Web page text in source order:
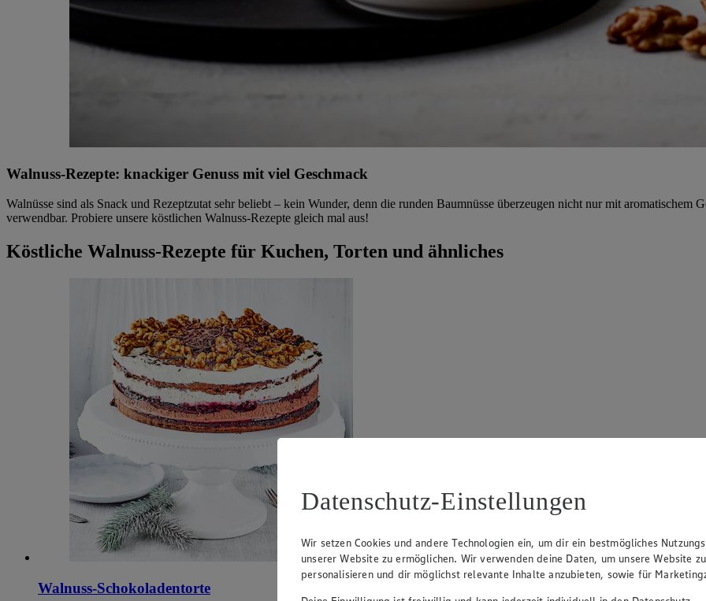
Walnuss-Rezepte: knackiger Genuss mit viel Geschmack
Walnüsse sind als Snack und Rezeptzutat sehr beliebt – kein Wunder, denn die runden Baumnüsse überzeugen nicht nur mit
verwendbar. Probiere unsere köstlichen Walnuss-Rezepte gleich mal aus!
Köstliche Walnuss-Rezepte für Kuchen, Torten und ähnliches
Walnuss-Schokoladentorte
Datenschutz-Einstellungen
Wir setzen Cookies und andere Technologien ein, um dir ein bestmögliches
unserer Website zu ermöglichen. Wir verwenden deine Daten, um unsere Website zu
personalisieren und dir möglichst relevante Inhalte anzubieten, sowie für